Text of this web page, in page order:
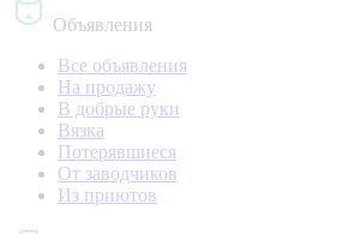
Объявления
Все объявления
На продажу
В добрые руки
Вязка
Потерявшиеся
От заводчиков
Из приютов